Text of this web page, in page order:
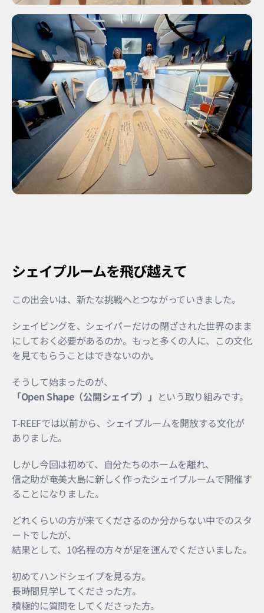
シェイプルームを飛び越えて
この出会いは、新たな挑戦へとつながっていきました。
シェイピングを、シェイパーだけの閉ざされた世界のまま
にしておく必要があるのか。もっと多くの人に、この文化
を見てもらうことはできないのか。
そうして始まったのが、
「Open Shape（公開シェイプ）」 という取り組みです。
T-REEFでは以前から、シェイプルームを開放する文化が
ありました。
しかし今回は初めて、自分たちのホームを離れ、
信之助が奄美大島に新しく作ったシェイプルームで開催す
ることになりました。
どれくらいの方が来てくださるのか分からない中でのスタ
ートでしたが、
結果として、10名程の方々が足を運んでくださいました。
初めてハンドシェイプを見る方。
長時間見学してくださった方。
積極的に質問をしてくださった方。